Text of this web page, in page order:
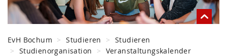
EvH Bochum Studieren
Studieren
Studienorganisation
Veranstaltungskalender